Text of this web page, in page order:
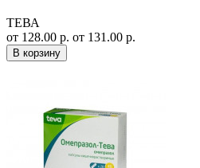
ТЕВА
от 128.00 р. от 131.00 р.
В корзину